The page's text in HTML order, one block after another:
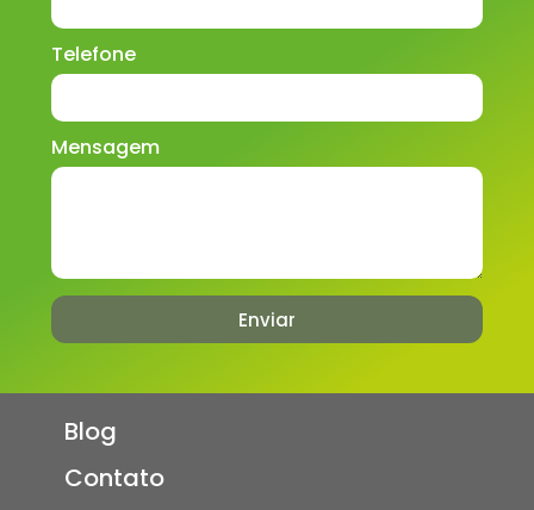
Telefone
Mensagem
Enviar
Blog
Contato